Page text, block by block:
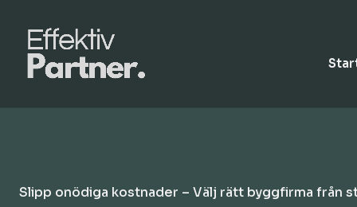
Slipp onödiga kostnader – Välj rätt byggfirma från